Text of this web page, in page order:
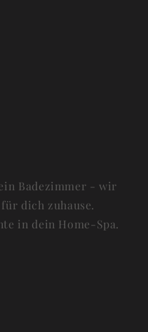
Badezimmer - wir
dich zuhause.
in dein Home-Spa.